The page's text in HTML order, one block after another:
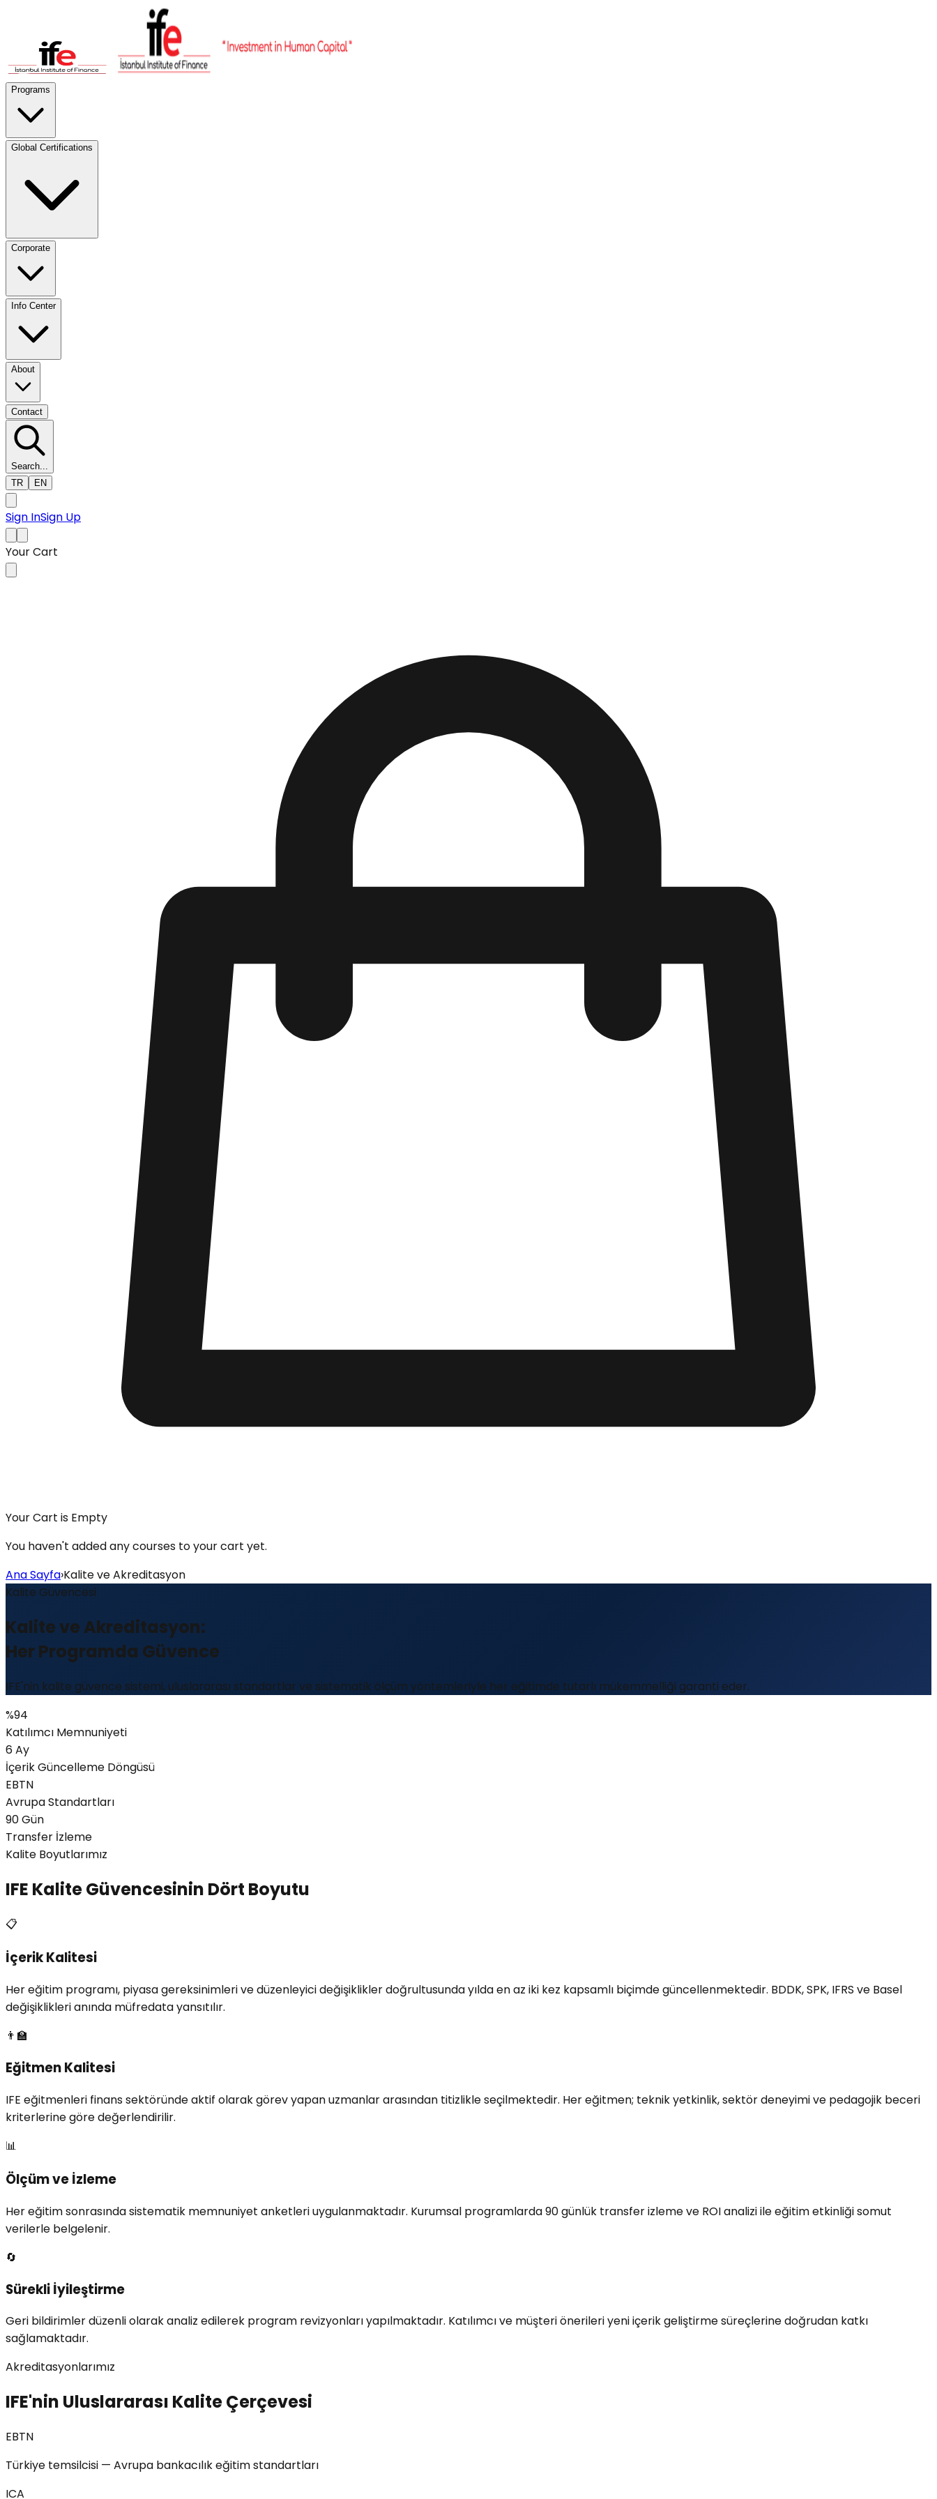
Programs
Global Certifications
Corporate
Info Center
About
Contact
Search...
TR
EN
Sign InSign Up
Your Cart
Your Cart is Empty
You haven't added any courses to your cart yet.
Ana Sayfa›Kalite ve Akreditasyon
Kalite Güvencesi
Kaliteve Akreditasyon:
Her Programda Güvence
IFE'nin kalite güvence sistemi, uluslararası standartlar ve sistematik ölçüm yöntemleriyle her eğitimde tutarlı mükemmelliği garanti eder.
%94
Katılımcı Memnuniyeti
6 Ay
İçerik Güncelleme Döngüsü
EBTN
Avrupa Standartları
90 Gün
Transfer İzleme
Kalite Boyutlarımız
IFE Kalite Güvencesinin Dört Boyutu
📋
İçerik Kalitesi
Her eğitim programı, piyasa gereksinimleri ve düzenleyici değişiklikler doğrultusunda yılda en az iki kez kapsamlı biçimde güncellenmektedir. BDDK, SPK, IFRS ve Basel
değişiklikleri anında müfredata yansıtılır.
👨‍🏫
Eğitmen Kalitesi
IFE eğitmenleri finans sektöründe aktif olarak görev yapan uzmanlar arasından titizlikle seçilmektedir. Her eğitmen; teknik yetkinlik, sektör deneyimi ve pedagojik beceri
kriterlerine göre değerlendirilir.
📊
Ölçüm ve İzleme
Her eğitim sonrasında sistematik memnuniyet anketleri uygulanmaktadır. Kurumsal programlarda 90 günlük transfer izleme ve ROI analizi ile eğitim etkinliği somut
verilerle belgelenir.
🔄
Sürekli İyileştirme
Geri bildirimler düzenli olarak analiz edilerek program revizyonları yapılmaktadır. Katılımcı ve müşteri önerileri yeni içerik geliştirme süreçlerine doğrudan katkı
sağlamaktadır.
Akreditasyonlarımız
IFE'nin Uluslararası Kalite Çerçevesi
EBTN
Türkiye temsilcisi — Avrupa bankacılık eğitim standartları
ICA